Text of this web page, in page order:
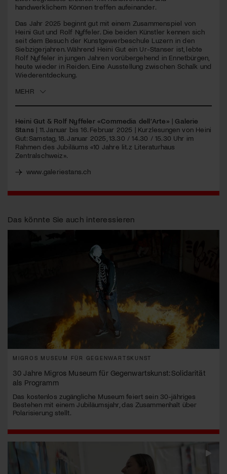
seconds
handwerklichem Können treffen aufeinander.
Das Jahr 2025 beginnt gut mit einem Zusammenspiel von
Heini Gut und Rolf Nyffeler. Die beiden Künstler kennen sich
seit dem Besuch der Kunstgewerbeschule Luzern in den
Siebzigerjahren. Während Heini Gut ein Ur-Stanser ist, lebte
Rolf Nyffeler in jungen Jahren vorübergehend in Ennetbürgen,
heute wieder in Reiden. Eine Ausstellung zwischen Schalk und
Wiederentdeckung.
MEHR
Heini Gut & Rolf Nyffeler «Commedia dell’Arte» | Galerie
Stans| 11. Januar bis 16. Februar 2025 | Kurzlesungen von Heini
Gut: Samstag, 18. Januar 2025, 13.30 / 14.30 / 15.30 Uhr im
Rahmen des Jubiläums «10 Jahre lit.z Literaturhaus
Zentralschweiz».
www.galeriestans.ch
Das könnte Sie auch interessieren
MIGROS MUSEUM FÜR GEGENWARTSKUNST
30 Jahre Migros Museum für Gegenwartskunst: Solidarität
als Programm
Das kostenlos zugängliche Museum feiert sein 30-jähriges
Bestehen mit einem Jubiläumsjahr, das Zusammenhalt über
Polarisierung stellt.
Jetzt Mitglied werden